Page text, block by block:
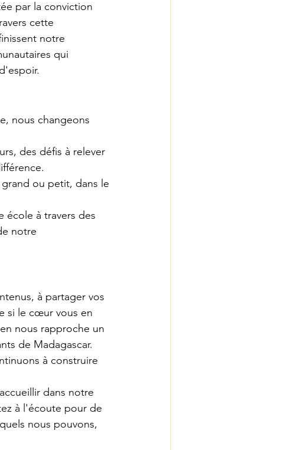
par la conviction
cette
notre
qui
nous changeons
des défis à relever
ou petit, dans le
école à travers des
notre
à partager vos
si le cœur vous en
nous rapproche un
de Madagascar.
à construire
dans notre
à l'écoute pour de
nous pouvons,